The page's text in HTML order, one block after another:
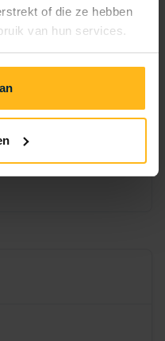
of die ze hebben
van hun services.
4 5
6
25 26
27